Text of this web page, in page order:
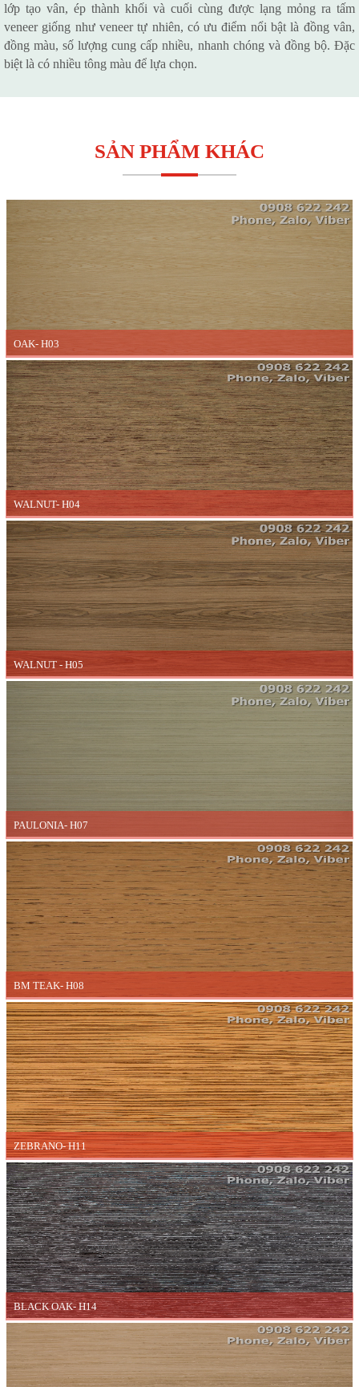
lớp tạo vân, ép thành khối và cuối cùng được lạng mỏng ra tấm
veneer giống như veneer tự nhiên, có ưu điểm nổi bật là đồng vân,
đồng màu, số lượng cung cấp nhiều, nhanh chóng và đồng bộ. Đặc
biệt là có nhiều tông màu để lựa chọn.
SẢN PHẨM KHÁC
OAK- H03
WALNUT- H04
WALNUT - H05
PAULONIA- H07
BM TEAK- H08
ZEBRANO- H11
BLACK OAK- H14